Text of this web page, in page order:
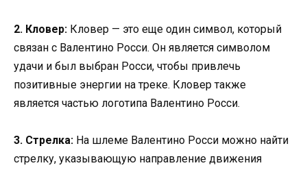
2. Кловер: Кловер — это еще один символ, который
связан с Валентино Росси. Он является символом
удачи и был выбран Росси, чтобы привлечь
позитивные энергии на треке. Кловер также
является частью логотипа Валентино Росси.
3. Стрелка: На шлеме Валентино Росси можно найти
стрелку, указывающую направление движения